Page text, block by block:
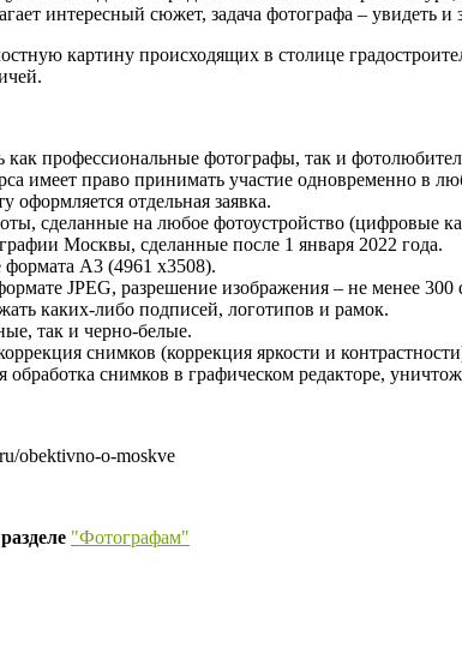
интересный сюжет, задача фотографа – увидеть и
картину происходящих в столице
как профессиональные фотографы, так и
имеет право принимать участие одновременно в
отдельная заявка.
сделанные на любое фотоустройство (цифровые
Москвы, сделанные после 1 января 2022 года.
A3 (4961 х3508).
JPEG, разрешение изображения – не менее 300
каких-либо подписей, логотипов и рамок.
так и черно-белые.
снимков (коррекция яркости и
обработка снимков в графическом редакторе,
obektivno-o-moskve
"Фотографам"